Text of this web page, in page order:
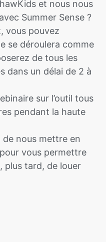
et nous nous
Summer Sense ?
vous pouvez
se déroulera comme
de tous les
dans un délai de 2 à
sur l’outil tous
pendant la haute
nous mettre en
vous permettre
plus tard, de louer